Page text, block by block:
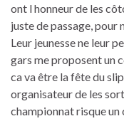
ont l honneur de les
juste de passage, pour
Leur jeunesse ne leur
gars me proposent un
ca va être la fête du
organisateur de les
championnat risque